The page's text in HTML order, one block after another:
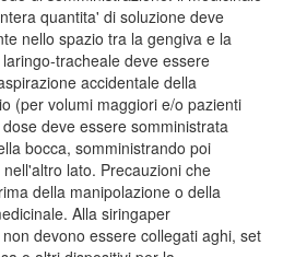
quantita' di soluzione deve
nello spazio tra la gengiva e la
tracheale deve essere
accidentale della
(per volumi maggiori e/o pazienti
deve essere somministrata
bocca, somministrando poi
lato. Precauzioni che
della manipolazione o della
Alla siringaper
devono essere collegati aghi, set